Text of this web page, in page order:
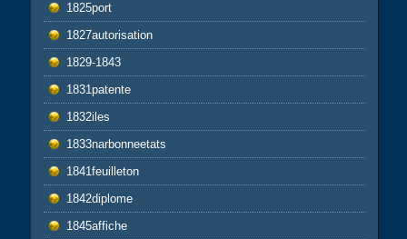
1825port
1827autorisation
1829-1843
1831patente
1832iles
1833narbonneetats
1841feuilleton
1842diplome
1845affiche